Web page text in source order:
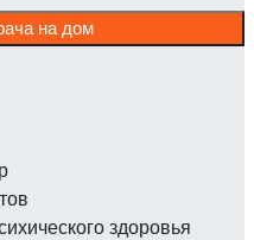
на дом
здоровья